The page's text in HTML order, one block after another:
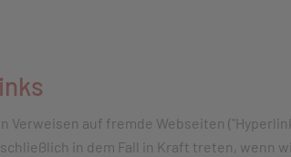
Verweisen auf fremde Webseiten
in dem Fall in Kraft treten, wenn